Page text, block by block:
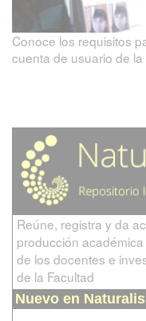
Conoce los requisitos
cuenta de usuario de la
Reúne, registra y da
producción
de los docentes e
de la Facultad
Nuevo en Naturalis